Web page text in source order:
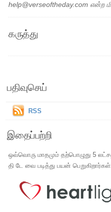
help@verseoftheday.com என்ற
கருத்து
பதிவுசெய்
RSS
இதைப்பற்றி
ஒவ்வொரு மாதமும் தற்பொழுது 5
தி டே வை படித்து பயன்